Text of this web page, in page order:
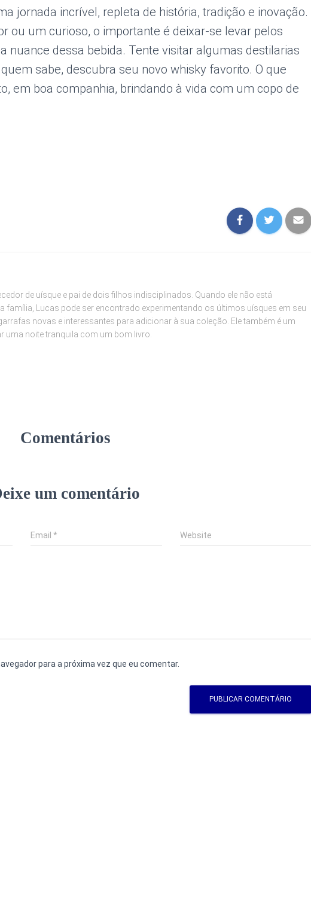
jornada incrível, repleta de história, tradição e inovação.
ou um curioso, o importante é deixar-se levar pelos
nuance dessa bebida. Tente visitar algumas destilarias
sabe, descubra seu novo whisky favorito. O que
em boa companhia, brindando à vida com um copo de
de uísque e pai de dois filhos indisciplinados. Quando ele não está
família, Lucas pode ser encontrado experimentando os últimos uísques em seu
novas e interessantes para adicionar à sua coleção. Ele também é um
uma noite tranquila com um bom livro.
Comentários
um comentário
Email * Website
para a próxima vez que eu comentar.